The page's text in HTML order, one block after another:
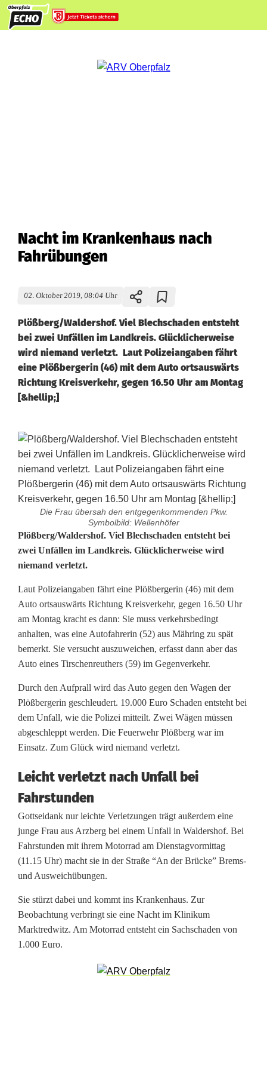
Nacht im Krankenhaus nach
Fahrübungen
02. Oktober 2019, 08:04 Uhr
Plößberg/Waldershof. Viel Blechschaden entsteht
bei zwei Unfällen im Landkreis. Glücklicherweise
wird niemand verletzt. Laut Polizeiangaben fährt
eine Plößbergerin (46) mit dem Auto ortsauswärts
Richtung Kreisverkehr, gegen 16.50 Uhr am Montag
[&hellip;]
Die Frau übersah den entgegenkommenden Pkw.
Symbolbild: Wellenhöfer
N
a
c
h
t
i
K
r
a
e
n
h
a
u
s
n
Plößberg/Waldershof. Viel Blechschaden entsteht bei
zwei Unfällen im Landkreis. Glücklicherweise wird
niemand verletzt.
Laut Polizeiangaben fährt eine Plößbergerin (46) mit dem
Auto ortsauswärts Richtung Kreisverkehr, gegen 16.50 Uhr
am Montag kracht es dann: Sie muss verkehrsbedingt
anhalten, was eine Autofahrerin (52) aus Mähring zu spät
bemerkt. Sie versucht auszuweichen, erfasst dann aber das
Auto eines Tirschenreuthers (59) im Gegenverkehr.
Durch den Aufprall wird das Auto gegen den Wagen der
Plößbergerin geschleudert. 19.000 Euro Schaden entsteht bei
dem Unfall, wie die Polizei mitteilt. Zwei Wägen müssen
abgeschleppt werden. Die Feuerwehr Plößberg war im
Einsatz. Zum Glück wird niemand verletzt.
Leicht verletzt nach Unfall bei
Fahrstunden
Gottseidank nur leichte Verletzungen trägt außerdem eine
junge Frau aus Arzberg bei einem Unfall in Waldershof. Bei
Fahrstunden mit ihrem Motorrad am Dienstagvormittag
(11.15 Uhr) macht sie in der Straße “An der Brücke” Brems-
und Ausweichübungen.
Sie stürzt dabei und kommt ins Krankenhaus. Zur
Beobachtung verbringt sie eine Nacht im Klinikum
Marktredwitz. Am Motorrad entsteht ein Sachschaden von
1.000 Euro.